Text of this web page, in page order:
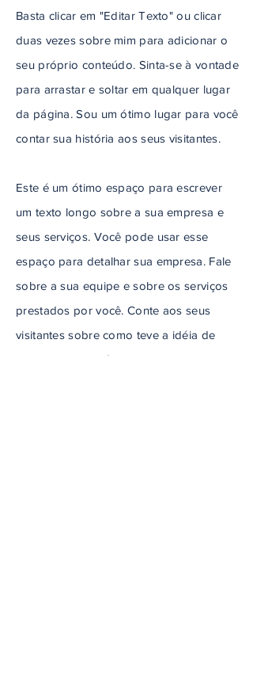
Basta clicar em "Editar Texto" ou clicar
duas vezes sobre mim para adicionar o
seu próprio conteúdo. Sinta-se à vontade
para arrastar e soltar em qualquer lugar
da página. Sou um ótimo lugar para você
contar sua história aos seus visitantes.
Este é um ótimo espaço para escrever
um texto longo sobre a sua empresa e
seus serviços. Você pode usar esse
espaço para detalhar sua empresa. Fale
sobre a sua equipe e sobre os serviços
prestados por você. Conte aos seus
visitantes sobre como teve a idéia de
iniciar o seu negócio e o que o torna